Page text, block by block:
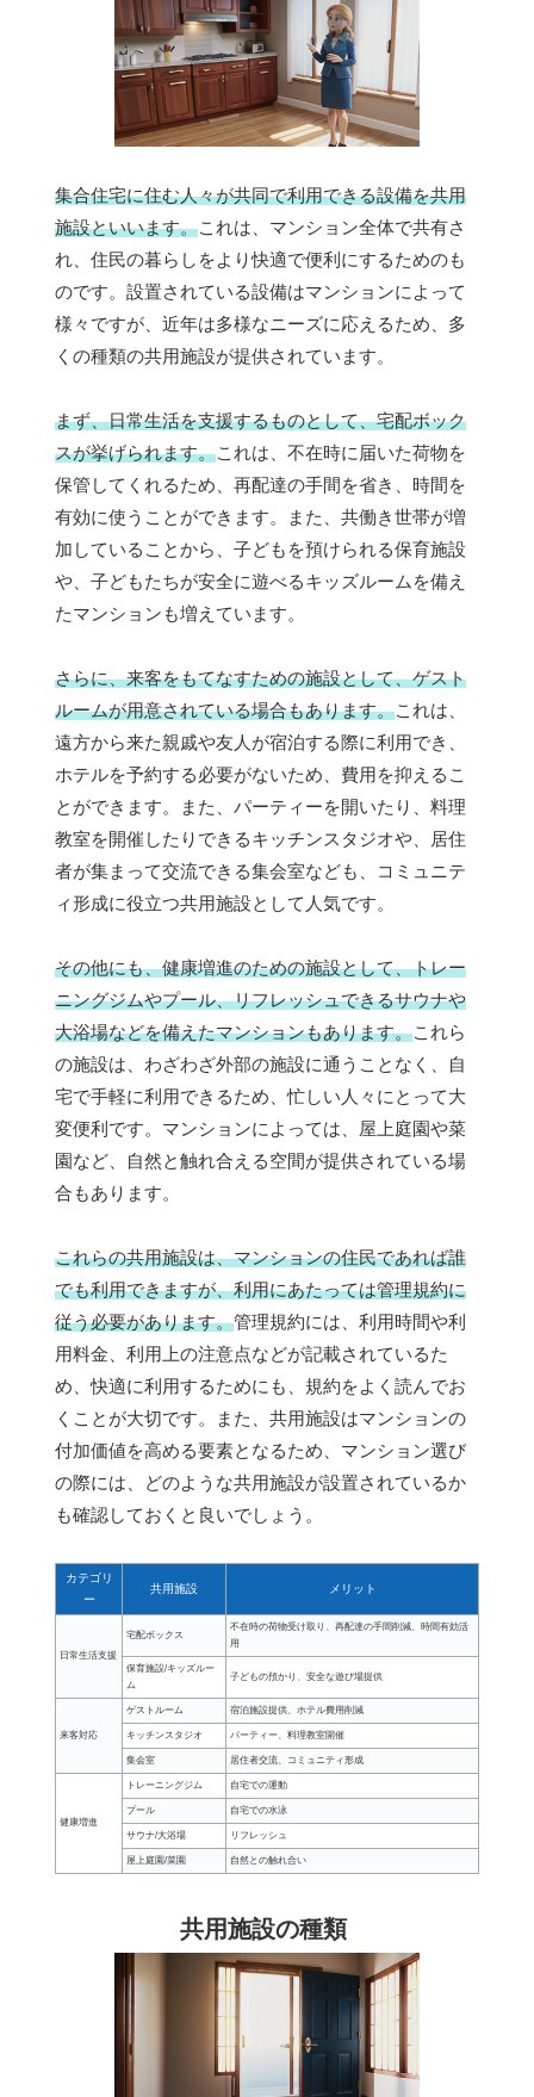
集合住宅に住む人々が共同で利用できる設備を共用
施設といいます。これは、マンション全体で共有さ
れ、住民の暮らしをより快適で便利にするためのも
のです。設置されている設備はマンションによって
様々ですが、近年は多様なニーズに応えるため、多
くの種類の共用施設が提供されています。
まず、日常生活を支援するものとして、宅配ボック
スが挙げられます。これは、不在時に届いた荷物を
保管してくれるため、再配達の手間を省き、時間を
有効に使うことができます。また、共働き世帯が増
加していることから、子どもを預けられる保育施設
や、子どもたちが安全に遊べるキッズルームを備え
たマンションも増えています。
さらに、来客をもてなすための施設として、ゲスト
ルームが用意されている場合もあります。これは、
遠方から来た親戚や友人が宿泊する際に利用でき、
ホテルを予約する必要がないため、費用を抑えるこ
とができます。また、パーティーを開いたり、料理
教室を開催したりできるキッチンスタジオや、居住
者が集まって交流できる集会室なども、コミュニテ
ィ形成に役立つ共用施設として人気です。
その他にも、健康増進のための施設として、トレー
ニングジムやプール、リフレッシュできるサウナや
大浴場などを備えたマンションもあります。これら
の施設は、わざわざ外部の施設に通うことなく、自
宅で手軽に利用できるため、忙しい人々にとって大
変便利です。マンションによっては、屋上庭園や菜
園など、自然と触れ合える空間が提供されている場
合もあります。
これらの共用施設は、マンションの住民であれば誰
でも利用できますが、利用にあたっては管理規約に
従う必要があります。管理規約には、利用時間や利
用料金、利用上の注意点などが記載されているた
め、快適に利用するためにも、規約をよく読んでお
くことが大切です。また、共用施設はマンションの
付加価値を高める要素となるため、マンション選び
の際には、どのような共用施設が設置されているか
も確認しておくと良いでしょう。
カテゴリ
ー
共用施設 メリット
日常生活支援
宅配ボックス
不在時の荷物受け取り、再配達の手間削減、時間有効活
用
保育施設/キッズルー
ム
子どもの預かり、安全な遊び場提供
来客対応
ゲストルーム 宿泊施設提供、ホテル費用削減
キッチンスタジオ パーティー、料理教室開催
集会室 居住者交流、コミュニティ形成
健康増進
トレーニングジム 自宅での運動
プール 自宅での水泳
サウナ/大浴場 リフレッシュ
屋上庭園/菜園 自然との触れ合い
共用施設の種類